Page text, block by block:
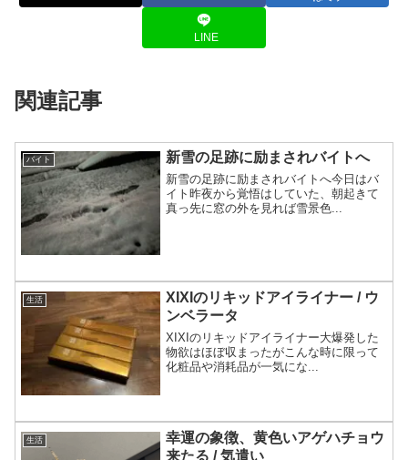
LINE
関連記事
バイト 新雪の足跡に励まされバイトへ
新雪の足跡に励まされバイトへ今日はバ
イト昨夜から覚悟はしていた、朝起きて
真っ先に窓の外を見れば雪景色...
生活
XIXIのリキッドアイライナー / ウ
ンベラータ
XIXIのリキッドアイライナー大爆発した
物欲はほぼ収まったがこんな時に限って
化粧品や消耗品が一気にな...
生活
幸運の象徴、黄色いアゲハチョウ
来たる / 気遣い